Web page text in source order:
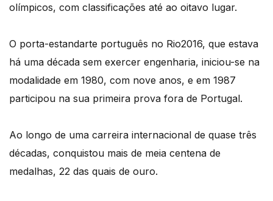
olímpicos, com classificações até ao oitavo lugar.
O porta-estandarte português no Rio2016, que estava
há uma década sem exercer engenharia, iniciou-se na
modalidade em 1980, com nove anos, e em 1987
participou na sua primeira prova fora de Portugal.
Ao longo de uma carreira internacional de quase três
décadas, conquistou mais de meia centena de
medalhas, 22 das quais de ouro.